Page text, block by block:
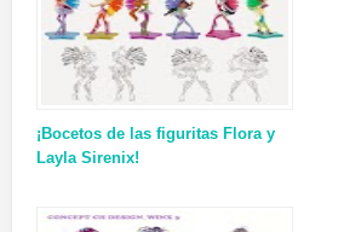
¡Bocetos de las figuritas Flora y
Layla Sirenix!